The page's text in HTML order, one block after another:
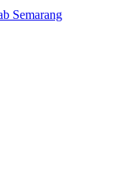
Semarang